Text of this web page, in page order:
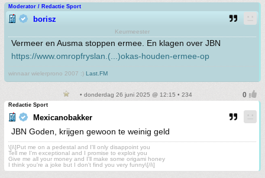
Moderator / Redactie Sport
borisz
Keurmeester
Vermeer en Ausma stoppen ermee. En klagen over JBN
https://www.omropfryslan.(...)okas-houden-ermee-op
winnaar wielerprono 2007 :) Last.FM
• donderdag 26 juni 2025 @ 12:15 • 234
Redactie Sport
Mexicanobakker
JBN Goden, krijgen gewoon te weinig geld
\[i\]Put me on a pedestal and I'll only disappoint you
Tell me I'm exceptional and I promise to exploit you
Give me all your money and I'll make some origami honey
I think you're a joke but I don't find you very funny\[/i\]